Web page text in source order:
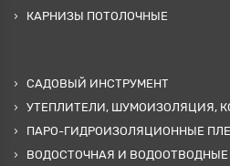
КАРНИЗЫ ПОТОЛОЧНЫЕ
САДОВЫЙ ИНСТРУМЕНТ
УТЕПЛИТЕЛИ, ШУМОИЗОЛЯЦИЯ,
ПАРО-ГИДРОИЗОЛЯЦИОННЫЕ
ВОДОСТОЧНАЯ И